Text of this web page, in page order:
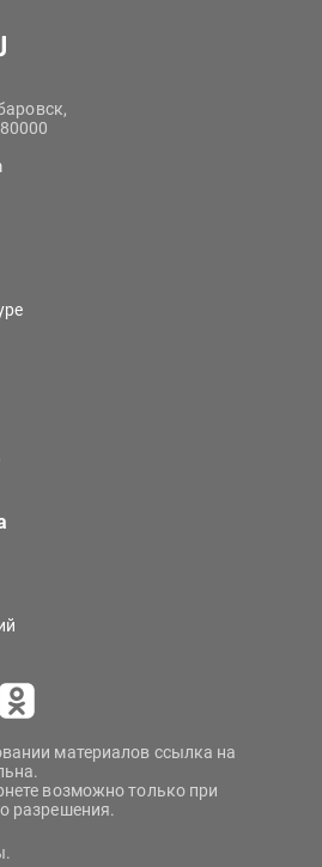
материалов ссылка на
возможно только при
разрешения.